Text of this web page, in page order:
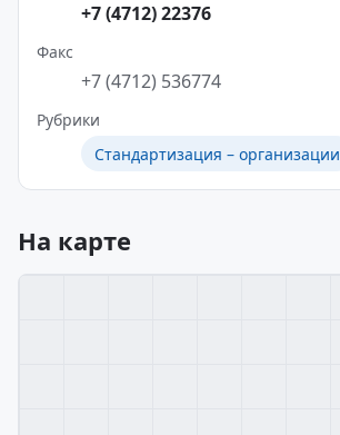
+7 (4712) 22376
Факс
+7 (4712) 536774
Рубрики
Стандартизация – организации
На карте